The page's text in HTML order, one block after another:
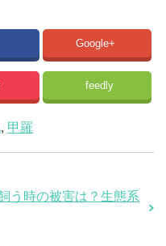
Google+
feedly
, 甲羅
う時の被害は？生態系